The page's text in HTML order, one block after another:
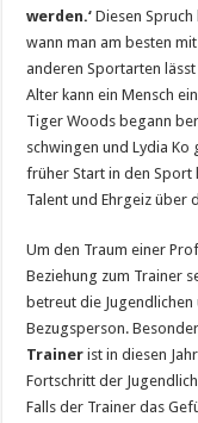
werden.‘ Diesen
wann man am besten
anderen Sportarten
Alter kann ein Mensch
Tiger Woods begann
schwingen und Lydia Ko
früher Start in den Sport
Talent und Ehrgeiz über
Um den Traum einer
Beziehung zum Trainer
betreut die
Bezugsperson.
Trainer ist in diesen
Fortschritt der
Falls der Trainer das